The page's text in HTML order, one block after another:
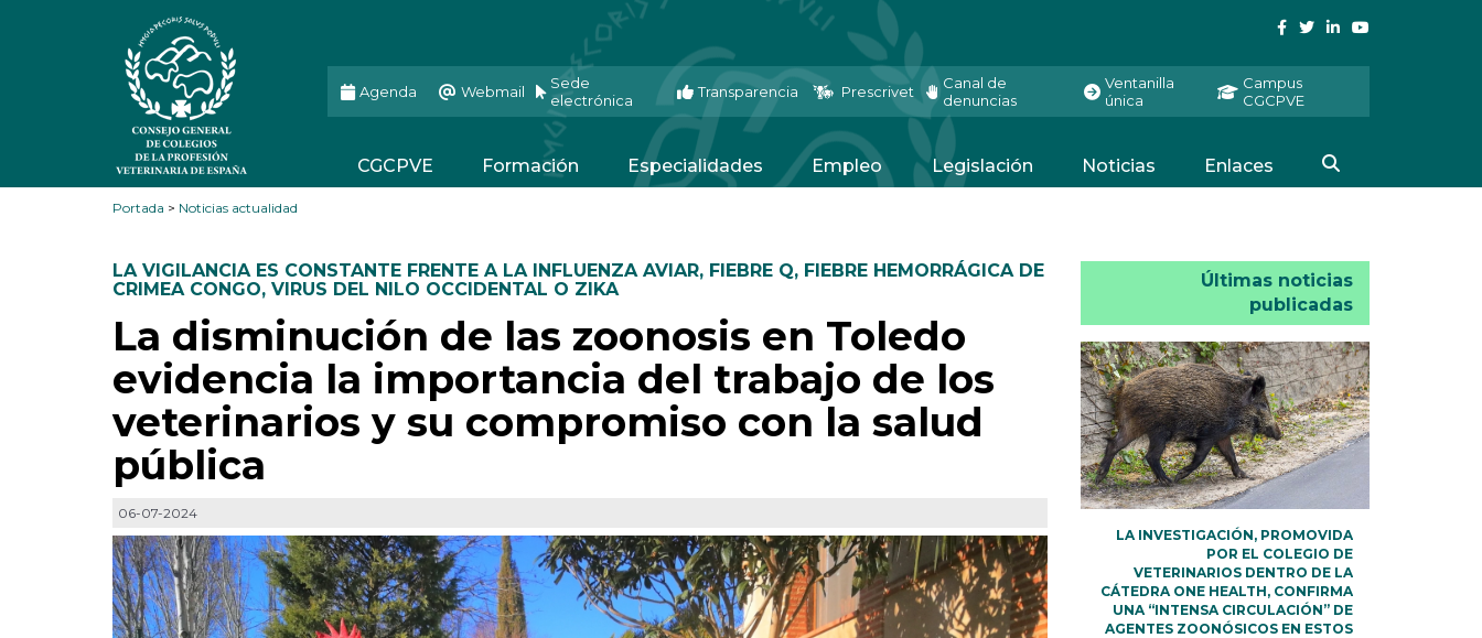
Agenda Webmail
Sede
electrónica
Transparencia Prescrivet
Canal de
denuncias
Ventanilla
única
Campus
CGCPVE
CGCPVE Formación Especialidades Empleo Legislación Noticias Enlaces
Portada > Noticias actualidad
LA VIGILANCIA ES CONSTANTE FRENTE A LA INFLUENZA AVIAR, FIEBRE Q, FIEBRE HEMORRÁGICA DE
CRIMEA CONGO, VIRUS DEL NILO OCCIDENTAL O ZIKA
La disminución de las zoonosis en Toledo
evidencia la importancia del trabajo de los
veterinarios y su compromiso con la salud
pública
06-07-2024
Últimas noticias
publicadas
LA INVESTIGACIÓN, PROMOVIDA
POR EL COLEGIO DE
VETERINARIOS DENTRO DE LA
CÁTEDRA ONE HEALTH, CONFIRMA
UNA “INTENSA CIRCULACIÓN” DE
AGENTES ZOONÓSICOS EN ESTOS